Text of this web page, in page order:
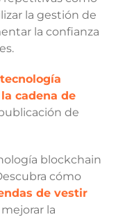
la gestión de
la confianza
cadena de
de
blockchain
cómo
de vestir
la